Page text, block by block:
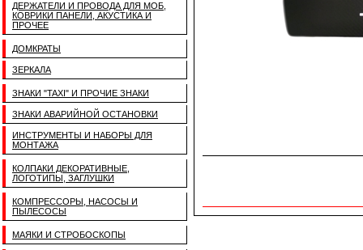
ДЕРЖАТЕЛИ И ПРОВОДА ДЛЯ МОБ,
КОВРИКИ ПАНЕЛИ, АКУСТИКА И
ПРОЧЕЕ
ДОМКРАТЫ
ЗЕРКАЛА
ЗНАКИ "TAXI" И ПРОЧИЕ ЗНАКИ
ЗНАКИ АВАРИЙНОЙ ОСТАНОВКИ
ИНСТРУМЕНТЫ И НАБОРЫ ДЛЯ
МОНТАЖА
КОЛПАКИ ДЕКОРАТИВНЫЕ,
ЛОГОТИПЫ, ЗАГЛУШКИ
КОМПРЕССОРЫ, НАСОСЫ И
ПЫЛЕСОСЫ
МАЯКИ И СТРОБОСКОПЫ